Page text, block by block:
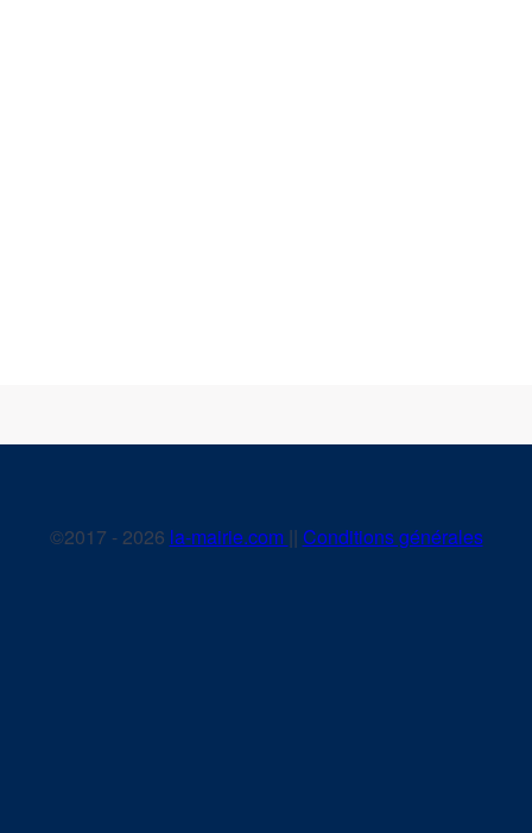
©2017 - 2026 la-mairie.com || Conditions générales